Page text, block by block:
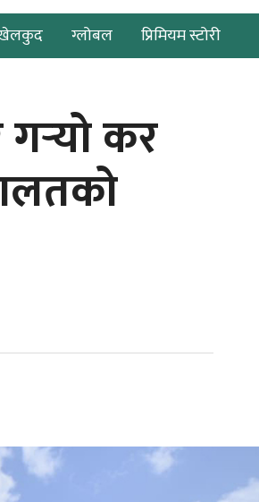
ग्लोबल प्रिमियम स्टोरी
गर्‍यो कर